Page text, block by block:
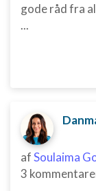
gode råd fra
...
afSoulaima
3
annoncering
Oprette
Bruge profiler